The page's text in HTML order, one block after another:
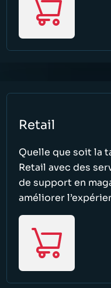
SECTEURS
Retail
Quelle que soit la
Retail avec des
de support en
améliorer
RESSOURCES